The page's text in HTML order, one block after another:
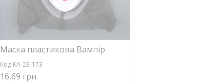
Маска пластикова Вампір
Код KA-23-173
16,69 грн.